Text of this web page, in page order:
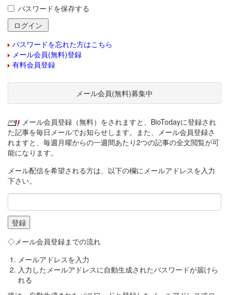
パスワードを保存する
パスワードを忘れた方はこちら
メール会員(無料)登録
有料会員登録
メール会員(無料)募集中
メール会員登録（無料）をされますと、BioTodayに登録され
た記事を毎日メールでお知らせします。また、メール会員登録さ
れますと、毎週月曜からの一週間あたり2つの記事の全文閲覧が可
能になります。
メール配信を希望される方は、以下の欄にメールアドレスを入力
下さい。
◇メール会員登録までの流れ
メールアドレスを入力
入力したメールアドレスに自動生成されたパスワードが届けら
れる